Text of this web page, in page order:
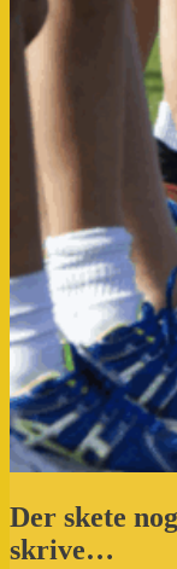
Der skete
skrive…